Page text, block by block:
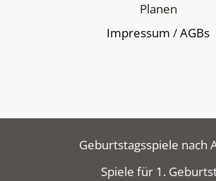
Planen
Impressum /AGBs
Geburtstagsspiele nach
Spiele für 1.